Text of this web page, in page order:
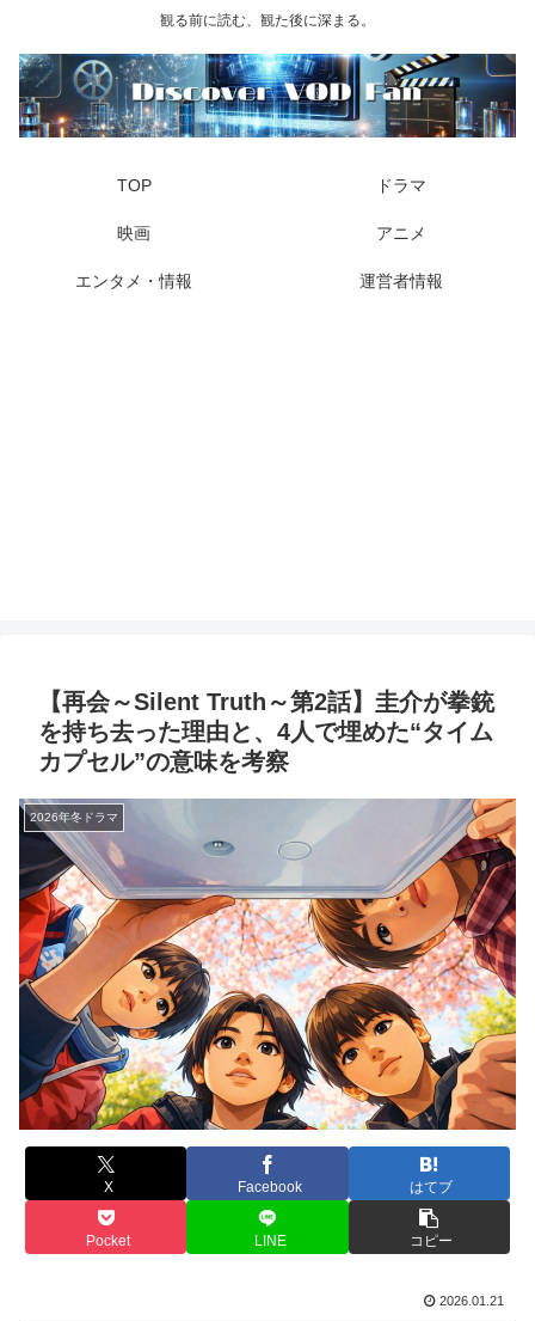
観る前に読む、観た後に深まる。
TOP ドラマ
映画 アニメ
エンタメ・情報 運営者情報
【再会～Silent Truth～第2話】圭介が拳銃
を持ち去った理由と、4人で埋めた“タイム
カプセル”の意味を考察
2026年冬ドラマ
X Facebook はてブ
Pocket LINE コピー
2026.01.21